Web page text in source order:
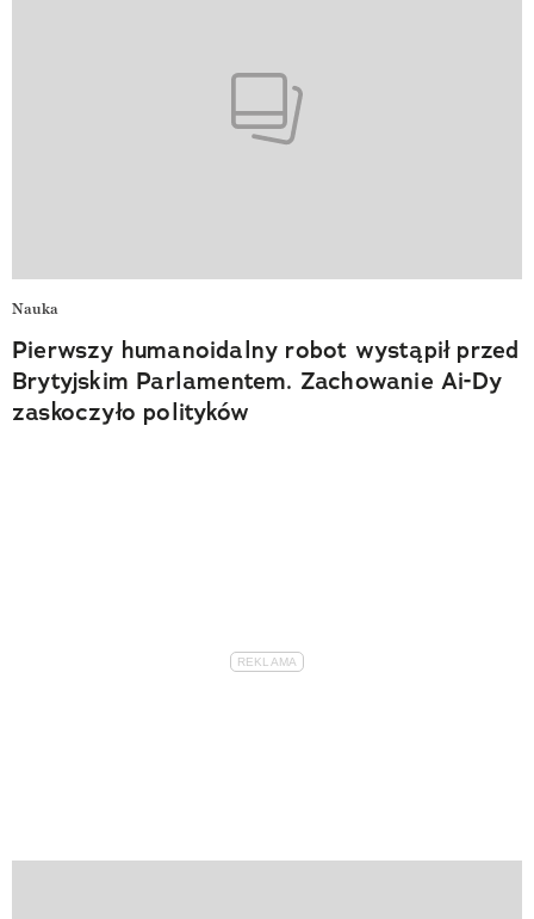
Nauka
Pierwszy humanoidalny robot wystąpił przed
Brytyjskim Parlamentem. Zachowanie Ai-Dy
zaskoczyło polityków